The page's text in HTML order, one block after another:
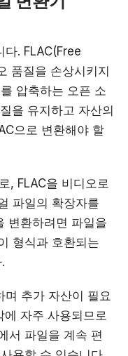
. FLAC(Free
품질을 손상시키지
압축하는 오픈 소
을 유지하고 자산의
으로 변환해야 할
, FLAC을 비디오로
파일의 확장자를
변환하려면 파일을
형식과 호환되는
며 추가 자산이 필요
에 자주 사용되므로
서 파일을 계속 편